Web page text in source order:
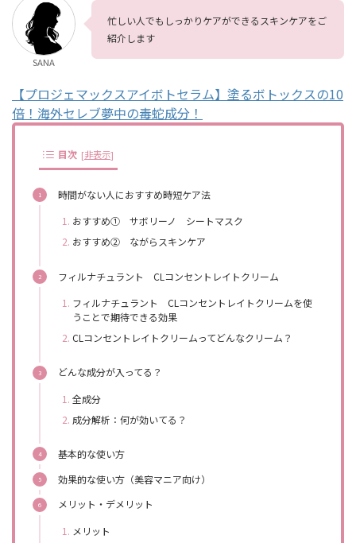
SANA
忙しい人でもしっかりケアができるスキンケアをご
紹介します
【プロジェマックスアイボトセラム】塗るボトックスの10
倍！海外セレブ夢中の毒蛇成分！
目次 [非表示]
時間がない人におすすめ時短ケア法
おすすめ① サボリーノ シートマスク
おすすめ② ながらスキンケア
フィルナチュラント CLコンセントレイトクリーム
フィルナチュラント CLコンセントレイトクリームを使
うことで期待できる効果
CLコンセントレイトクリームってどんなクリーム？
どんな成分が入ってる？
全成分
成分解析：何が効いてる？
基本的な使い方
効果的な使い方（美容マニア向け）
メリット・デメリット
メリット